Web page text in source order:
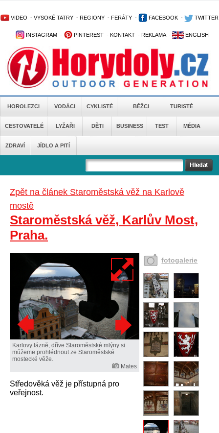
VIDEO - VYSOKÉ TATRY - REGIONY - FERÁTY - FACEBOOK - TWITTER
- INSTAGRAM - PINTEREST - KONTAKT - REKLAMA - ENGLISH
HOROLEZCI VODÁCI CYKLISTÉ BĚŽCI TURISTÉ
CESTOVATELÉ LYŽAŘI DĚTI BUSINESS TEST MÉDIA
ZDRAVÍ JÍDLO A PITÍ
Zpět na článek Staroměstská věž na Karlově
mostě
Staroměstská věž, Karlův Most,
Praha.
Karlovy lázně, dříve Staroměstské mlýny si
můžeme prohlédnout ze Staroměstské
mostecké věže.
Mates
Středověká věž je přístupná pro
veřejnost.
fotogalerie